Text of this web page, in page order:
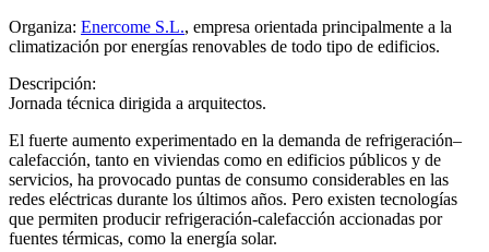
Organiza: Enercome S.L., empresa orientada principalmente a la
climatización por energías renovables de todo tipo de edificios.
Descripción:
Jornada técnica dirigida a arquitectos.
El fuerte aumento experimentado en la demanda de refrigeración–
calefacción, tanto en viviendas como en edificios públicos y de
servicios, ha provocado puntas de consumo considerables en las
redes eléctricas durante los últimos años. Pero existen tecnologías
que permiten producir refrigeración-calefacción accionadas por
fuentes térmicas, como la energía solar.